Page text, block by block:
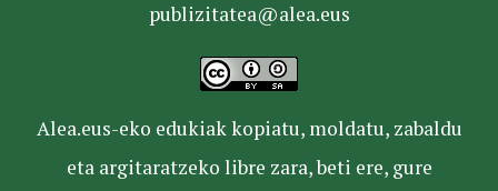
publizitatea@alea.eus
Alea.eus-eko edukiak kopiatu, moldatu, zabaldu
eta argitaratzeko libre zara, beti ere, gure